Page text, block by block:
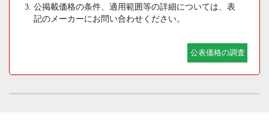
公掲載価格の条件、適用範囲等の詳細については、表
記のメーカーにお問い合わせください。
公表価格の調査